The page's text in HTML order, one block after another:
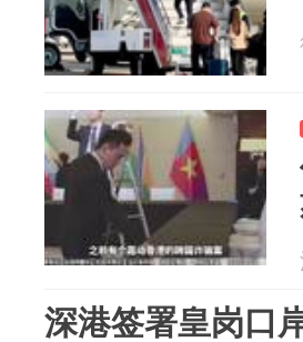
深港签署皇岗口